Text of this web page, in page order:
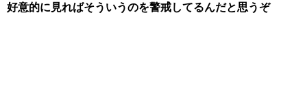
好意的に見ればそういうのを警戒してるんだと思うぞ